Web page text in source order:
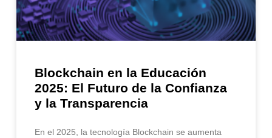
Blockchain en la Educación
2025: El Futuro de la Confianza
y la Transparencia
En el 2025, la tecnología Blockchain se aumenta